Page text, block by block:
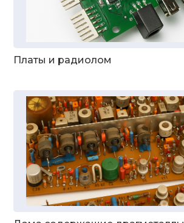
Платы и радиолом